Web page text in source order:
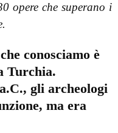
opere che superano i
conosciamo è
Turchia.
gli archeologi
ma era